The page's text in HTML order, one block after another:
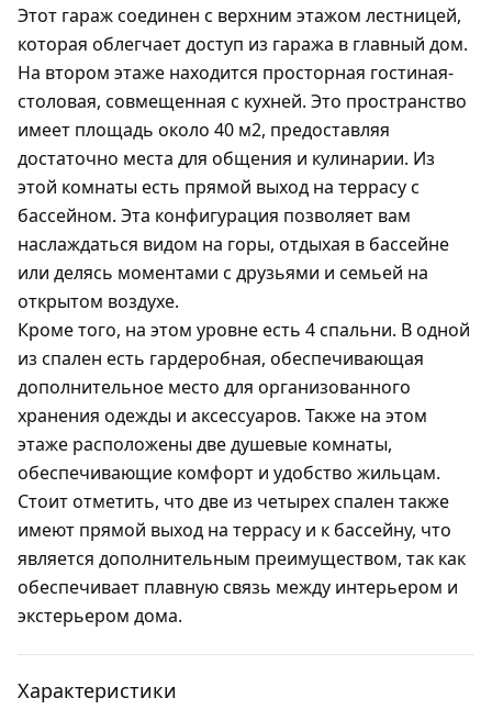
Этот гараж соединен с верхним этажом лестницей,
которая облегчает доступ из гаража в главный дом.
На втором этаже находится просторная гостиная-
столовая, совмещенная с кухней. Это пространство
имеет площадь около 40 м2, предоставляя
достаточно места для общения и кулинарии. Из
этой комнаты есть прямой выход на террасу с
бассейном. Эта конфигурация позволяет вам
наслаждаться видом на горы, отдыхая в бассейне
или делясь моментами с друзьями и семьей на
открытом воздухе.
Кроме того, на этом уровне есть 4 спальни. В одной
из спален есть гардеробная, обеспечивающая
дополнительное место для организованного
хранения одежды и аксессуаров. Также на этом
этаже расположены две душевые комнаты,
обеспечивающие комфорт и удобство жильцам.
Стоит отметить, что две из четырех спален также
имеют прямой выход на террасу и к бассейну, что
является дополнительным преимуществом, так как
обеспечивает плавную связь между интерьером и
экстерьером дома.
Характеристики